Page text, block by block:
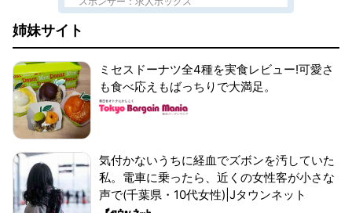
姉妹サイト
ミセスドーナツ全4種を実食レビュー!可愛さ
も食べ応えもばっちりで大満足。
気付かないうちに経血でズボンを汚していた
私。電車に乗ったら、近くの女性客が小さな
声で(千葉県・10代女性)|Jタウンネット